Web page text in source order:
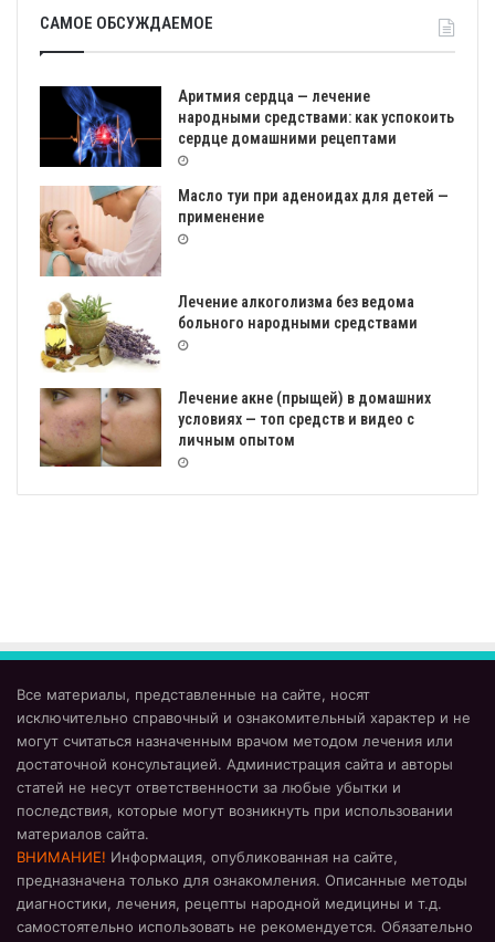
САМОЕ ОБСУЖДАЕМОЕ
Аритмия сердца — лечение
народными средствами: как успокоить
сердце домашними рецептами
Масло туи при аденоидах для детей —
применение
Лечение алкоголизма без ведома
больного народными средствами
Лечение акне (прыщей) в домашних
условиях — топ средств и видео с
личным опытом
Все материалы, представленные на сайте, носят
исключительно справочный и ознакомительный характер и не
могут считаться назначенным врачом методом лечения или
достаточной консультацией. Администрация сайта и авторы
статей не несут ответственности за любые убытки и
последствия, которые могут возникнуть при использовании
материалов сайта.
ВНИМАНИЕ! Информация, опубликованная на сайте,
предназначена только для ознакомления. Описанные методы
диагностики, лечения, рецепты народной медицины и т.д.
самостоятельно использовать не рекомендуется. Обязательно